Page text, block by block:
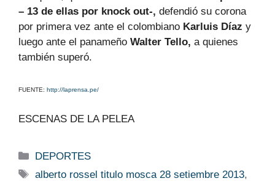
– 13 de ellas por knock out-, defendió su corona
por primera vez ante el colombiano Karluis Díaz y
luego ante el panameño Walter Tello, a quienes
también superó.
FUENTE: http://laprensa.pe/
ESCENAS DE LA PELEA
Categorías
DEPORTES
Etiquetas
alberto rossel titulo mosca 28 setiembre 2013,